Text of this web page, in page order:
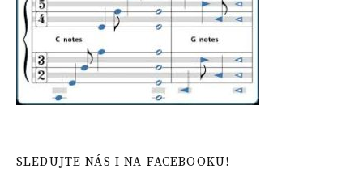
SLEDUJTE NÁS I NA FACEBOOKU!